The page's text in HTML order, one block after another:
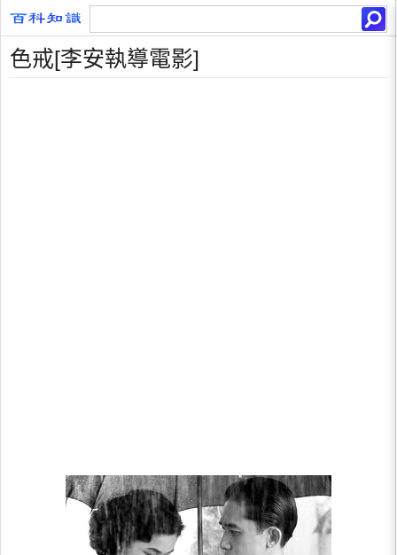
色戒[李安執導電影]